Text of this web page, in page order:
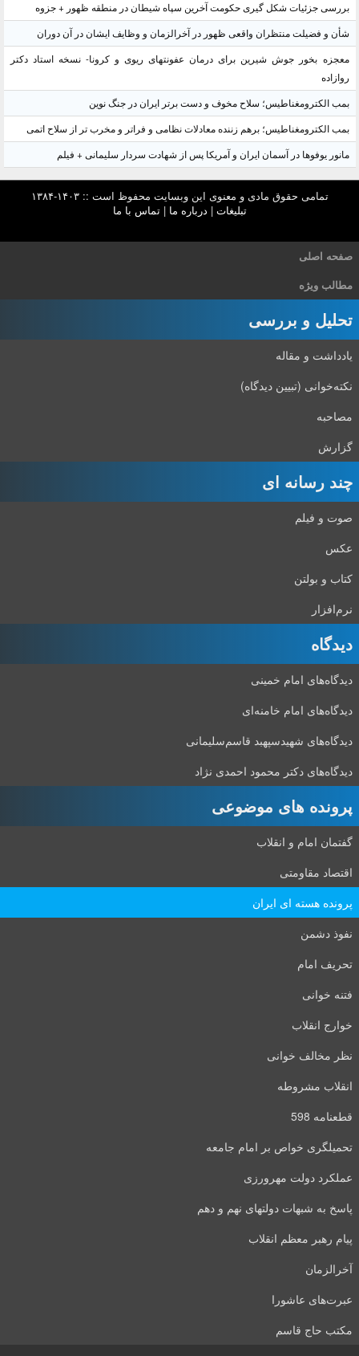
بررسی جزئیات شکل گیری حکومت آخرین سپاه شیطان در منطقه ظهور + جزوه
شأن و فضیلت منتظران واقعی ظهور در آخرالزمان و وظایف ایشان در آن دوران
معجزه بخور جوش شیرین برای درمان عفونتهای ریوی و کرونا- نسخه استاد دکتر
روازاده
بمب الکترومغناطیس؛ سلاح مخوف و دست برتر ایران در جنگ نوین
بمب الکترومغناطیس؛ برهم زننده معادلات نظامی و فراتر و مخرب تر از سلاح اتمی
مانور یوفوها در آسمان ایران و آمریکا پس از شهادت سردار سلیمانی + فیلم
تمامی حقوق مادی و معنوی این وبسایت محفوظ است :: ۱۴۰۳-۱۳۸۴
تبلیغات | درباره ما |تماس با ما
صفحه اصلی
مطالب ویژه
تحلیل و بررسی
یادداشت و مقاله
نکته‌خوانی (تبیین دیدگاه)
مصاحبه
گزارش
چند رسانه ای
صوت و فیلم
عکس
کتاب و بولتن
نرم‌افزار
دیدگاه‌
دیدگاه‌های امام خمینی
دیدگاه‌های امام خامنه‌ای
دیدگاه‌های شهید‌سپهبد قاسم‌سلیمانی
دیدگاه‌های دکتر محمود احمدی نژاد
پرونده های موضوعی
گفتمان امام و انقلاب
اقتصاد مقاومتی
پرونده هسته ای ایران
نفوذ دشمن
تحریف امام
فتنه خوانی
خوارج انقلاب
نظر مخالف خوانی
انقلاب مشروطه
قطعنامه 598
تحمیلگری خواص بر امام جامعه
عملکرد دولت مهرورزی
پاسخ به شبهات دولتهای نهم و دهم
پیام رهبر معظم انقلاب
آخرالزمان
عبرت‌های عاشورا
مکتب حاج قاسم